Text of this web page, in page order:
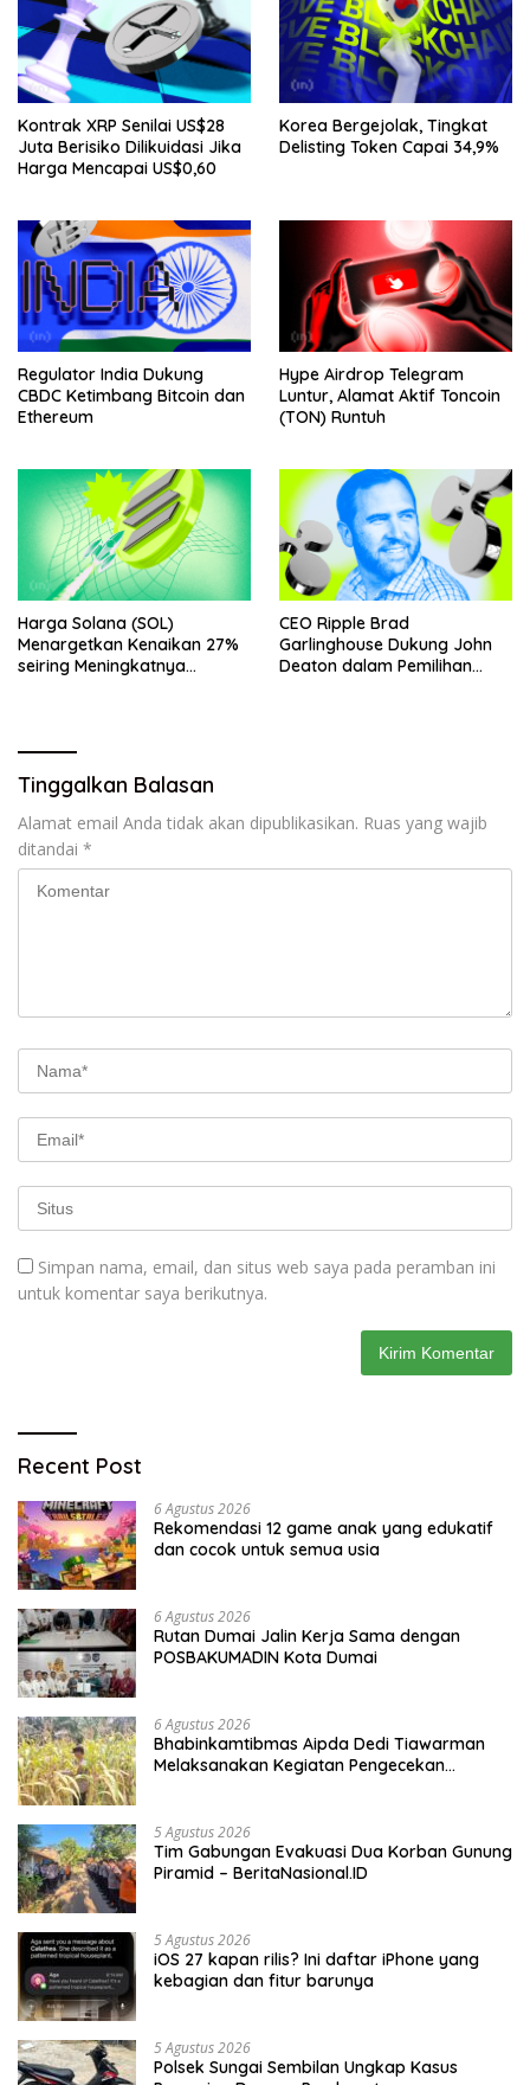
Kontrak XRP Senilai US$28
Juta Berisiko Dilikuidasi Jika
Harga Mencapai US$0,60
Korea Bergejolak, Tingkat
Delisting Token Capai 34,9%
Regulator India Dukung
CBDC Ketimbang Bitcoin dan
Ethereum
Hype Airdrop Telegram
Luntur, Alamat Aktif Toncoin
(TON) Runtuh
Harga Solana (SOL)
Menargetkan Kenaikan 27%
seiring Meningkatnya
CEO Ripple Brad
Garlinghouse Dukung John
Deaton dalam Pemilihan
Tinggalkan Balasan
Alamat email Anda tidak akan dipublikasikan. Ruas yang wajib
ditandai *
Simpan nama, email, dan situs web saya pada peramban ini
untuk komentar saya berikutnya.
Recent Post
6 Agustus 2026
Rekomendasi 12 game anak yang edukatif
dan cocok untuk semua usia
6 Agustus 2026
Rutan Dumai Jalin Kerja Sama dengan
POSBAKUMADIN Kota Dumai
6 Agustus 2026
Bhabinkamtibmas Aipda Dedi Tiawarman
Melaksanakan Kegiatan Pengecekan
5 Agustus 2026
Tim Gabungan Evakuasi Dua Korban Gunung
Piramid – BeritaNasional.ID
5 Agustus 2026
iOS 27 kapan rilis? Ini daftar iPhone yang
kebagian dan fitur barunya
5 Agustus 2026
Polsek Sungai Sembilan Ungkap Kasus